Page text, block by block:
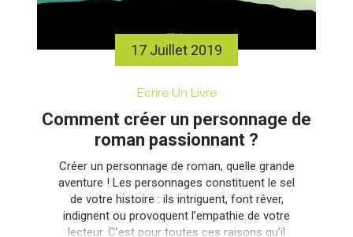
17 Juillet 2019
Écrire Un Livre
Comment créer un personnage de
roman passionnant ?
Créer un personnage de roman, quelle grande
aventure ! Les personnages constituent le sel
de votre histoire : ils intriguent, font rêver,
indignent ou provoquent l’empathie de votre
lecteur. C’est pour toutes ces raisons qu’il